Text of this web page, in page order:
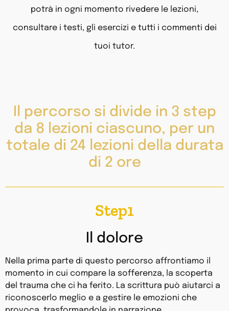
potrà in ogni momento rivedere le lezioni,
consultare i testi, gli esercizi e tutti i commenti dei
tuoi tutor.
Il percorso si divide in 3 step
da 8 lezioni ciascuno, per un
totale di 24 lezioni della durata
di 2 ore
Step1
Il dolore
Nella prima parte di questo percorso affrontiamo il
momento in cui compare la sofferenza, la scoperta
del trauma che ci ha ferito. La scrittura può aiutarci a
riconoscerlo meglio e a gestire le emozioni che